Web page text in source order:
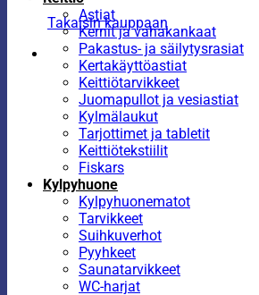
Takaisin kauppaan
Astiat
Kernit ja vahakankaat
Pakastus- ja säilytysrasiat
Kertakäyttöastiat
Keittiötarvikkeet
Juomapullot ja vesiastiat
Kylmälaukut
Tarjottimet ja tabletit
Keittiötekstiilit
Fiskars
Kylpyhuone
Kylpyhuonematot
Tarvikkeet
Suihkuverhot
Pyyhkeet
Saunatarvikkeet
WC-harjat